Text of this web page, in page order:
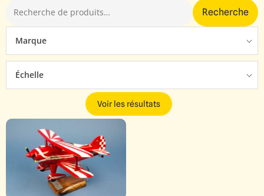
Recherche
Marque
Échelle
Voir les résultats